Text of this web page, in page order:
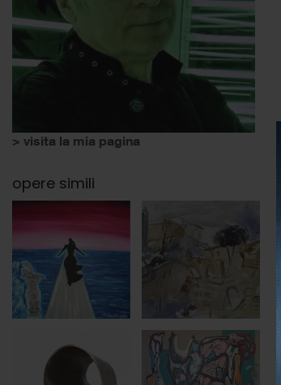
> visita la mia pagina
opere simili